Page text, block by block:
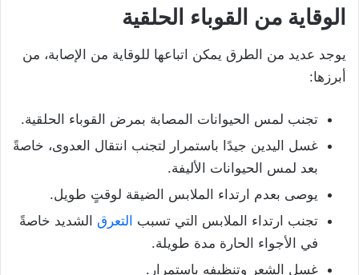
الوقاية من القوباء الحلقية
يوجد عديد من الطرق يمكن اتباعها للوقاية من الإصابة، من
أبرزها:
تجنب لمس الحيوانات المصابة بمرض القوباء الحلقية.
غسل اليدين جيدًا باستمرار لتجنب انتقال العدوى، خاصةً
بعد لمس الحيوانات الأليفة.
يوصى بعدم ارتداء الملابس الضيقة لوقتٍ طويل.
تجنب ارتداء الملابس التي تسبب التعرق الشديد خاصةً
في الأجواء الحارة مدة طويلة.
غسل الشعر وتنظيفه باستمرار.